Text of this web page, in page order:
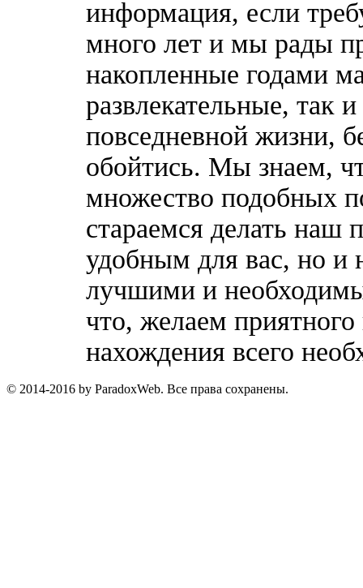
информация, если
много лет и мы рады
накопленные годами
развлекательные, так
повседневной жизни,
обойтись. Мы знаем,
множество подобных
стараемся делать наш
удобным для вас, но и
лучшими и
что, желаем
нахождения всего
© 2014-2016 by ParadoxWeb. Все права сохранены.